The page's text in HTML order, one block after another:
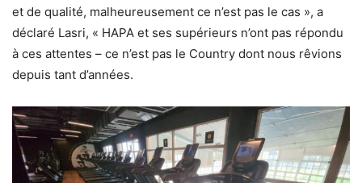
et de qualité, malheureusement ce n’est pas le cas », a
déclaré Lasri, « HAPA et ses supérieurs n’ont pas répondu
à ces attentes – ce n’est pas le Country dont nous rêvions
depuis tant d’années.